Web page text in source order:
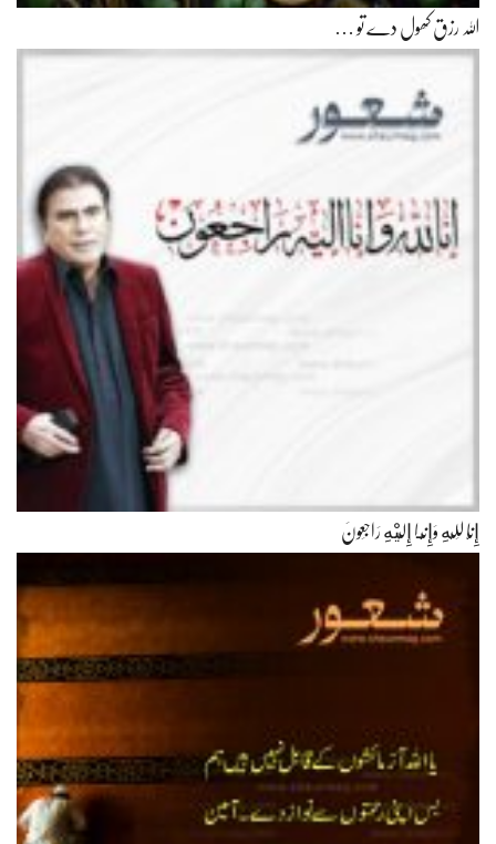
اللہ رزق کھول دے تو …
إِنَّا لِلّهِ وَإِنَّـا إِلَيْهِ رَاجِعونَ